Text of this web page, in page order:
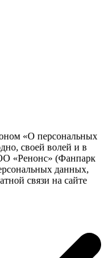
«О персональных
своей волей и в
«Ренонс» (Фанпарк
данных,
связи на сайте